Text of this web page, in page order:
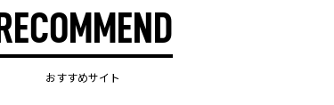
RECOMMEND
おすすめサイト